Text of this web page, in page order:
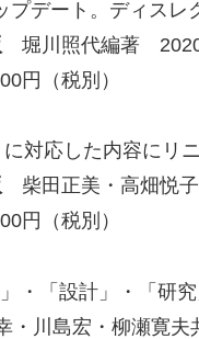
デート。ディスレ
堀川照代編著 2020
（税別）
応した内容にリニ
柴田正美・高畑悦
（税別）
「設計」・「研究
川島宏・柳瀬寛夫